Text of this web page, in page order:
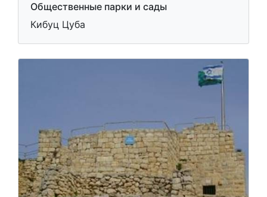
Общественные парки и сады
Кибуц Цуба